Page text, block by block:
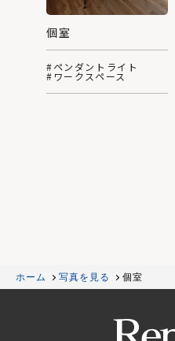
個室
#ペンダントライト
#ワークスペース
ホーム 写真を見る 個室